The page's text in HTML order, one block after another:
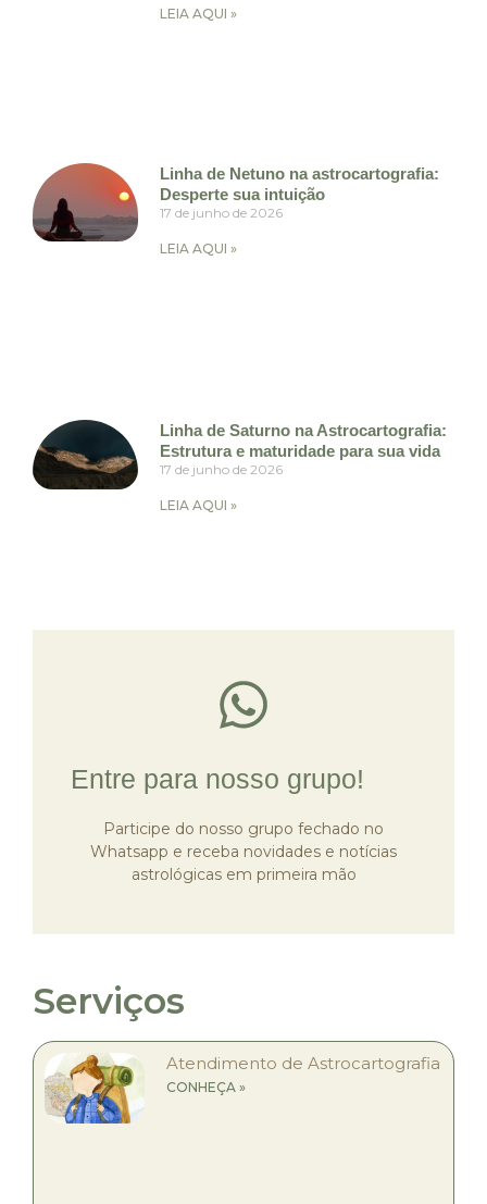
LEIA AQUI »
Linha de Netuno na astrocartografia:
Desperte sua intuição
17 de junho de 2026
LEIA AQUI »
Linha de Saturno na Astrocartografia:
Estrutura e maturidade para sua vida
17 de junho de 2026
LEIA AQUI »
Entre para nosso grupo!
Participe do nosso grupo fechado no
Whatsapp e receba novidades e notícias
astrológicas em primeira mão
Clique e acesse nossa
comunidade
Entrar
Serviços
Atendimento de Astrocartografia
CONHEÇA »